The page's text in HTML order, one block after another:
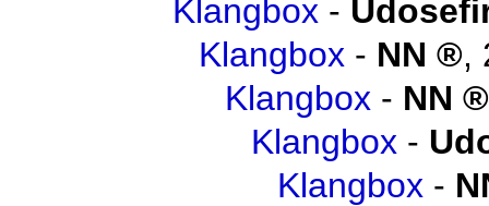
Klangbox -
Klangbox - NN ,
Klangbox - NN
Klangbox -
Klangbox -